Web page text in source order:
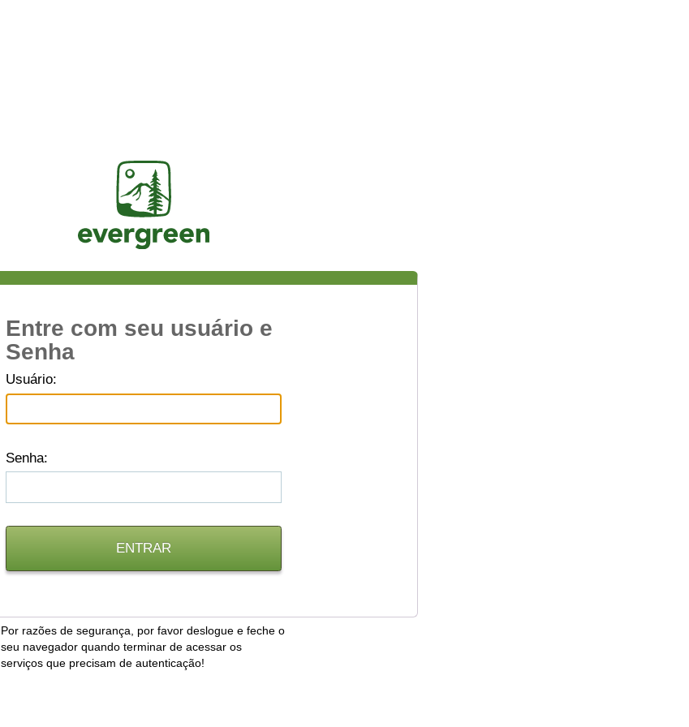
Jasig
Entre com seu usuário e
Senha
Usuário:
Senha:
Por razões de segurança, por favor deslogue e feche o
seu navegador quando terminar de acessar os
serviços que precisam de autenticação!